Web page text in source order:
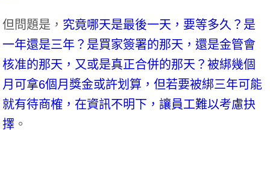
但問題是， 究竟哪天是最後一天，要等多久？是
一年還是三年？是買家簽署的那天，還是金管會
核准的那天，又或是真正合併的那天？被綁幾個
月可拿6個月獎金或許划算，但若要被綁三年可能
就有待商榷，在資訊不明下，讓員工難以考慮抉
擇 。